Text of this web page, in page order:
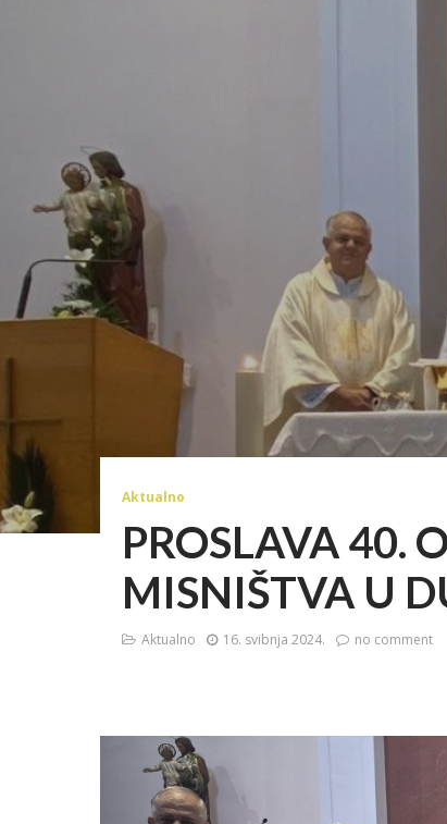
Aktualno
PROSLAVA 40.
MISNIŠTVA U
Aktualno 16. svibnja 2024. no comment